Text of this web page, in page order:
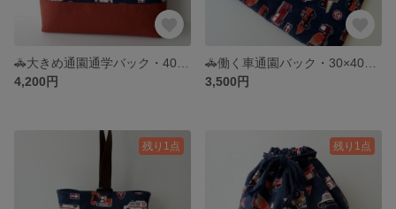
4,200円
3,500円
残り1点 残り1点